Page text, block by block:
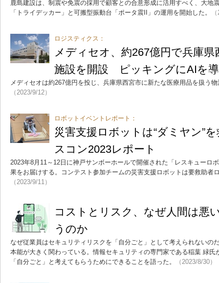
鹿島建設は、制震や免震の採用で顧客との合意形成に活用すべく、大地
「トライデッカー」と可搬型振動台「ポータ震II」の運用を開始した。
ロジスティクス：
メディセオ、約267億円で兵庫
施設を開設 ピッキングにAIを
メディセオは約267億円を投じ、兵庫県西宮市に新たな医療用品を扱う
（2023/9/12）
ロボットイベントレポート：
災害支援ロボットは“ダミヤン”
スコン2023レポート
2023年8月11～12日に神戸サンボーホールで開催された「レスキューロ
果をお届けする。コンテスト参加チームの災害支援ロボットは要救助者
（2023/9/11）
コストとリスク、なぜ人間は悪
うのか
なぜ従業員はセキュリティリスクを「自分ごと」として考えられないの
本能が大きく関わっている。情報セキュリティの専門家である稲葉 緑
「自分ごと」と考えてもらうためにできることを語った。
（2023/8/30）